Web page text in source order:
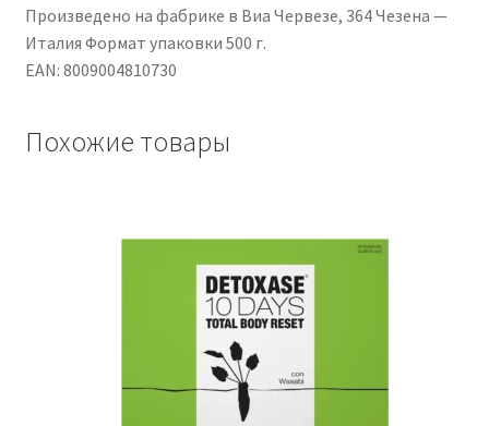
Произведено на фабрике в Виа Червезе, 364 Чезена —
Италия Формат упаковки 500 г.
EAN: 8009004810730
Похожие товары